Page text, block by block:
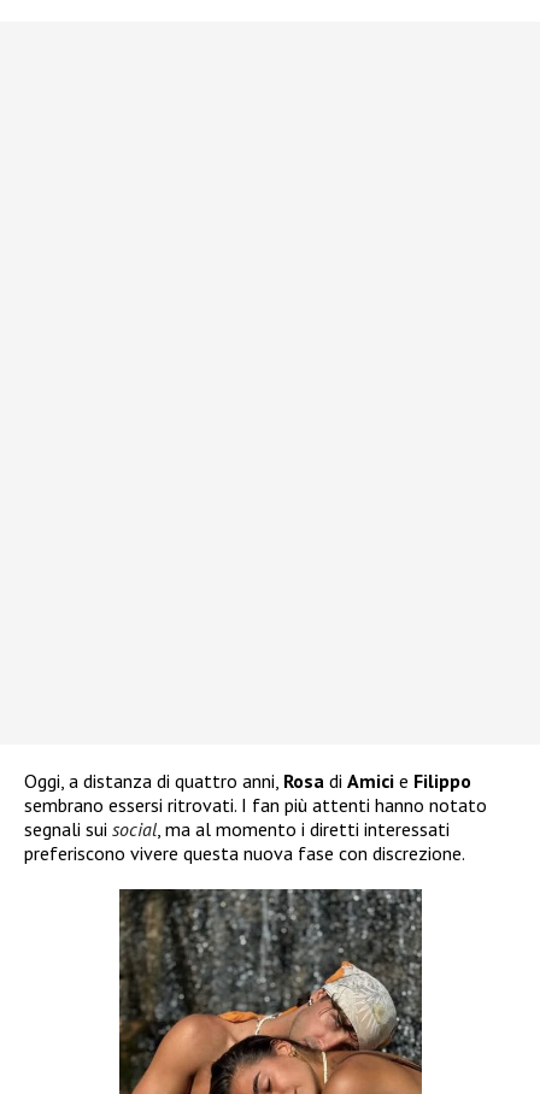
Oggi, a distanza di quattro anni, Rosa di Amici e Filippo
sembrano essersi ritrovati. I fan più attenti hanno notato
segnali sui social, ma al momento i diretti interessati
preferiscono vivere questa nuova fase con discrezione.